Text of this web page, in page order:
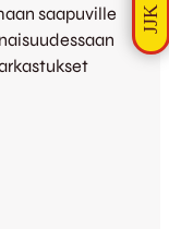
saapuville